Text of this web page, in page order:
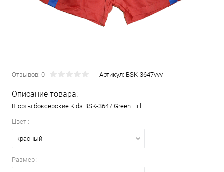
Отзывов: 0 Артикул: BSK-3647vvv
Описание товара:
Шорты боксерские Kids BSK-3647 Green Hill
Цвет :
красный
Размер :